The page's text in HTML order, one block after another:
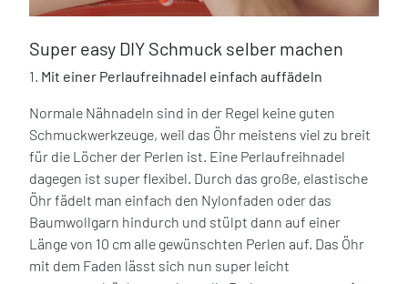
Super easy DIY Schmuck selber machen
1. Mit einer Perlaufreihnadel einfach auffädeln
Normale Nähnadeln sind in der Regel keine guten
Schmuckwerkzeuge, weil das Öhr meistens viel zu breit
für die Löcher der Perlen ist. Eine Perlaufreihnadel
dagegen ist super flexibel. Durch das große, elastische
Öhr fädelt man einfach den Nylonfaden oder das
Baumwollgarn hindurch und stülpt dann auf einer
Länge von 10 cm alle gewünschten Perlen auf. Das Öhr
mit dem Faden lässt sich nun super leicht